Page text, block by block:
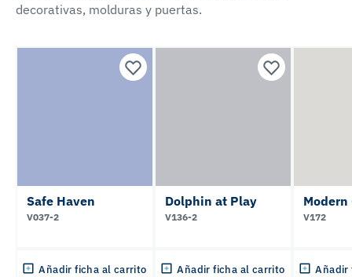
decorativas, molduras y puertas.
Safe Haven
V037-2
Añadir ficha al carrito
Dolphin at Play
V136-2
Añadir ficha al carrito
Modern
V172
Añadir